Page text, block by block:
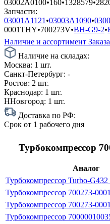
03002A0100•160•1328579•
Запчасти:
03001A1121 •03003A1090•
0001THY•700273V•BH-G9-2•
Наличие и ассортимент
Наличие на складах:
Москва: 1 шт.
Санкт-Петербург: -
Ростов: 2 шт.
Краснодар: 1 шт.
ННовгород: 1 шт.
Доставка по РФ:
Срок от 1 рабочего дня
Турбокомпрессор
Аналог
Турбокомпрессор Turbo-
Турбокомпрессор 700273-
Турбокомпрессор 700273-
Турбокомпрессор